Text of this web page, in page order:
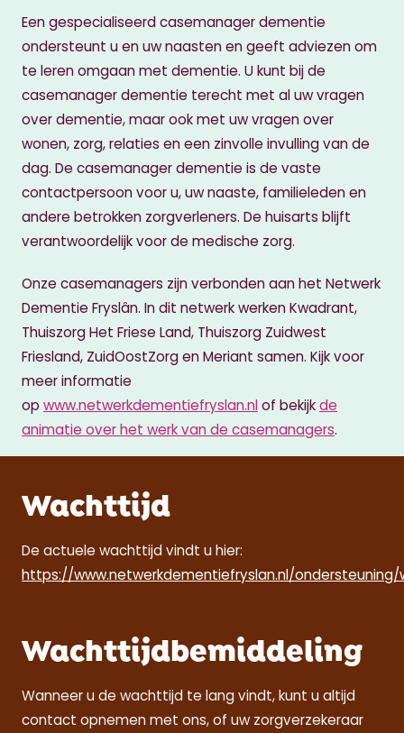
Een gespecialiseerd casemanager dementie
ondersteunt u en uw naasten en geeft adviezen om
te leren omgaan met dementie. U kunt bij de
casemanager dementie terecht met al uw vragen
over dementie, maar ook met uw vragen over
wonen, zorg, relaties en een zinvolle invulling van de
dag. De casemanager dementie is de vaste
contactpersoon voor u, uw naaste, familieleden en
andere betrokken zorgverleners. De huisarts blijft
verantwoordelijk voor de medische zorg.
Onze casemanagers zijn verbonden aan het Netwerk
Dementie Fryslân. In dit netwerk werken Kwadrant,
Thuiszorg Het Friese Land, Thuiszorg Zuidwest
Friesland, ZuidOostZorg en Meriant samen. Kijk voor
meer informatie
op www.netwerkdementiefryslan.nl of bekijkde
animatie over het werk van de casemanagers.
Wachttijd
De actuele wachttijd vindt u hier:
https://www.netwerkdementiefryslan.nl/
Wachttijdbemiddeling
Wanneer u de wachttijd te lang vindt, kunt u altijd
contact opnemen met ons, of uw zorgverzekeraar